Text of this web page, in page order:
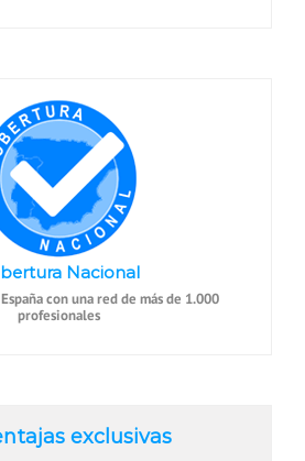
Nacional
con una red de más de 1.000
profesionales
exclusivas